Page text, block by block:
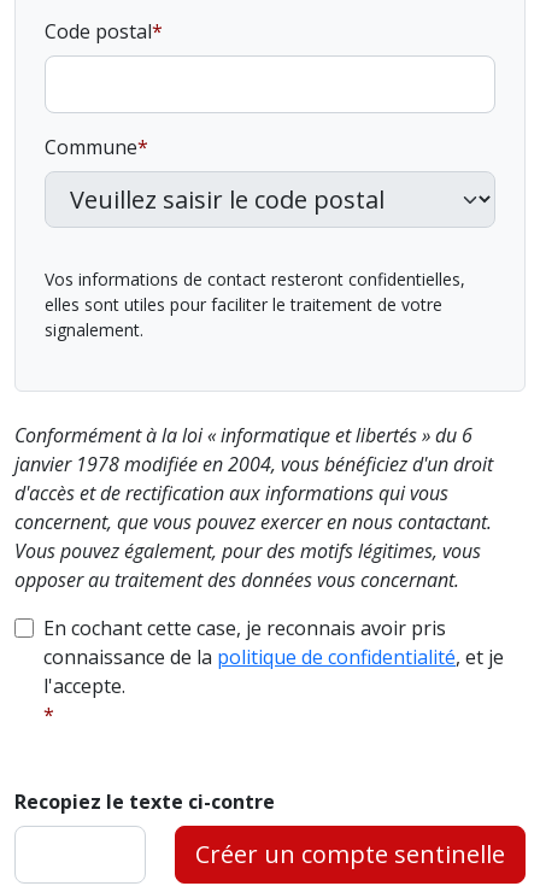
Code postal
Commune
Vos informations de contact resteront confidentielles,
elles sont utiles pour faciliter le traitement de votre
signalement.
Conformément à la loi « informatique et libertés » du 6
janvier 1978 modifiée en 2004, vous bénéficiez d'un droit
d'accès et de rectification aux informations qui vous
concernent, que vous pouvez exercer en nous contactant.
Vous pouvez également, pour des motifs légitimes, vous
opposer au traitement des données vous concernant.
En cochant cette case, je reconnais avoir pris
connaissance de la politique de confidentialité, et je
l'accepte.
Recopiez le texte ci-contre
Créer un compte sentinelle